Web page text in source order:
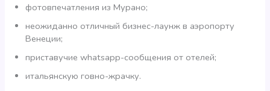
фотовпечатления из Мурано;
неожиданно отличный бизнес-лаунж в аэропорту
Венеции;
приставучие whatsapp-сообщения от отелей;
итальянскую говно-жрачку.